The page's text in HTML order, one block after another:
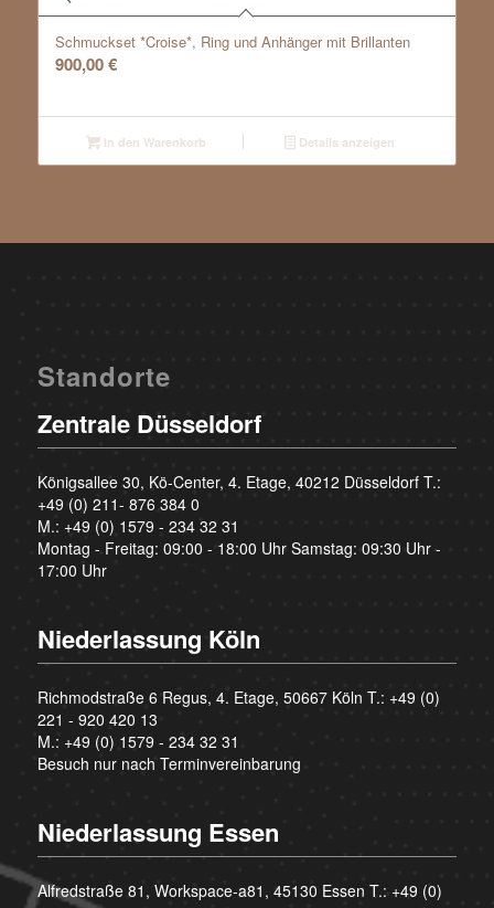
Schmuckset *Croise*, Ring und Anhänger mit Brillanten
900,00€
In den Warenkorb Details anzeigen
Standorte
Zentrale Düsseldorf
Königsallee 30, Kö-Center, 4. Etage, 40212 Düsseldorf T.:
+49 (0) 211- 876 384 0
M.: +49 (0) 1579 - 234 32 31
Montag - Freitag: 09:00 - 18:00 Uhr Samstag: 09:30 Uhr -
17:00 Uhr
Niederlassung Köln
Richmodstraße 6 Regus, 4. Etage, 50667 Köln T.: +49 (0)
221 - 920 420 13
M.: +49 (0) 1579 - 234 32 31
Besuch nur nach Terminvereinbarung
Niederlassung Essen
Alfredstraße 81, Workspace-a81, 45130 Essen T.: +49 (0)